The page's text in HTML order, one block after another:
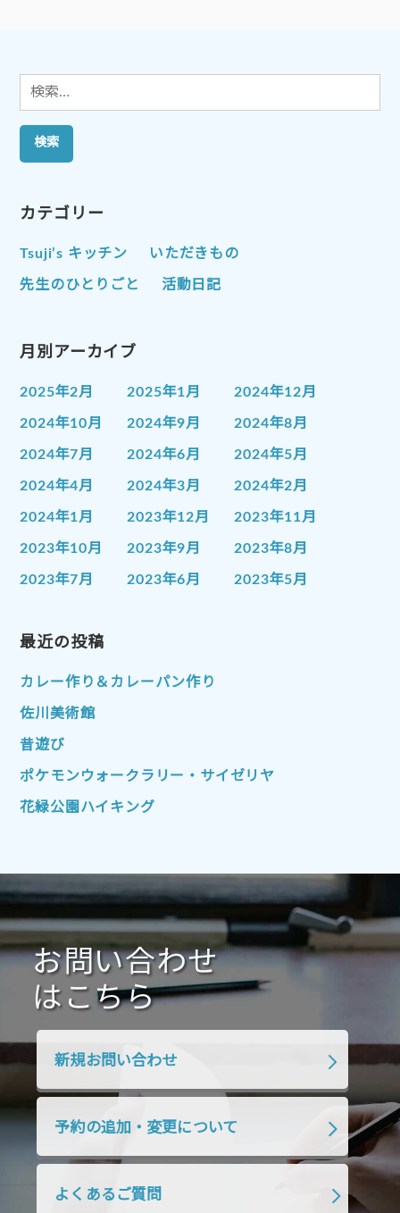
検
索:
カテゴリー
Tsuji’s キッチン いただきもの
先生のひとりごと 活動日記
月別アーカイブ
2025年2月 2025年1月 2024年12月
2024年10月 2024年9月 2024年8月
2024年7月 2024年6月 2024年5月
2024年4月 2024年3月 2024年2月
2024年1月 2023年12月 2023年11月
2023年10月 2023年9月 2023年8月
2023年7月 2023年6月 2023年5月
2023年1月
2022年10月 2022年9月
2022年7月
2022年4月
2022年1月 2021年12月 2021年11月
2021年10月 2021年9月
2021年1月 2020年12月 2020年11月
2020年10月 2020年9月 2020年8月
2020年7月 2020年6月 2020年5月
2020年4月 2020年3月 2020年2月
2019年10月 2019年9月
2019年4月
2018年7月 2018年6月
最近の投稿
カレー作り＆カレーパン作り
佐川美術館
昔遊び
ポケモンウォークラリー・サイゼリヤ
花緑公園ハイキング
お問い合わせ
はこちら
新規お問い合わせ
予約の追加・変更について
よくあるご質問